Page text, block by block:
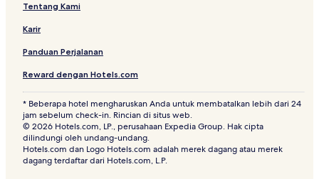
Hotel dekat Tai Mo Shan Country Park
Hotel dekat Pohon Harapan Lam Tsuen
Tentang Kami
Karir
Panduan Perjalanan
Reward dengan Hotels.com
* Beberapa hotel mengharuskan Anda untuk membatalkan lebih dari 24
jam sebelum check-in. Rincian di situs web.
© 2026 Hotels.com, LP., perusahaan Expedia Group. Hak cipta
dilindungi oleh undang-undang.
Hotels.com dan Logo Hotels.com adalah merek dagang atau merek
dagang terdaftar dari Hotels.com, L.P.